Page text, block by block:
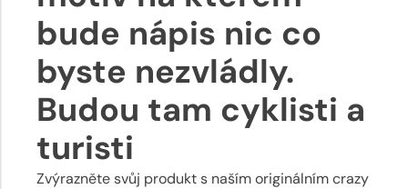
bude nápis nic co
byste nezvládly.
Budou tam cyklisti a
turisti
Zvýrazněte svůj produkt s naším originálním crazy